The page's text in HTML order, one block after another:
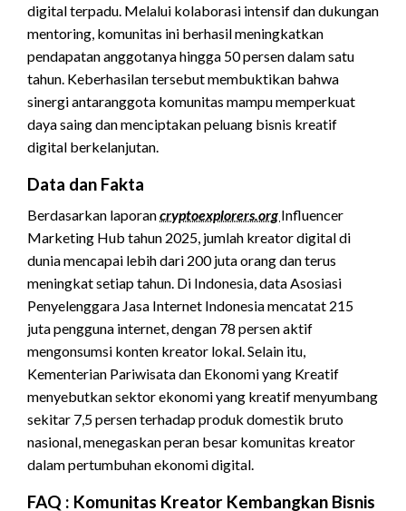
digital terpadu. Melalui kolaborasi intensif dan dukungan
mentoring, komunitas ini berhasil meningkatkan
pendapatan anggotanya hingga 50 persen dalam satu
tahun. Keberhasilan tersebut membuktikan bahwa
sinergi antaranggota komunitas mampu memperkuat
daya saing dan menciptakan peluang bisnis kreatif
digital berkelanjutan.
Data dan Fakta
Berdasarkan laporancryptoexplorers.org Influencer
Marketing Hub tahun 2025, jumlah kreator digital di
dunia mencapai lebih dari 200 juta orang dan terus
meningkat setiap tahun. Di Indonesia, data Asosiasi
Penyelenggara Jasa Internet Indonesia mencatat 215
juta pengguna internet, dengan 78 persen aktif
mengonsumsi konten kreator lokal. Selain itu,
Kementerian Pariwisata dan Ekonomi yang Kreatif
menyebutkan sektor ekonomi yang kreatif menyumbang
sekitar 7,5 persen terhadap produk domestik bruto
nasional, menegaskan peran besar komunitas kreator
dalam pertumbuhan ekonomi digital.
FAQ : Komunitas Kreator Kembangkan Bisnis